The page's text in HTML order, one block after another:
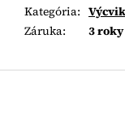
Kategória:
Záruka: 3 roky